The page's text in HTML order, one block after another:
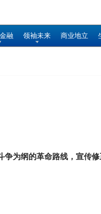
融 领袖未来 商业地立
争为纲的革命路线，宣传